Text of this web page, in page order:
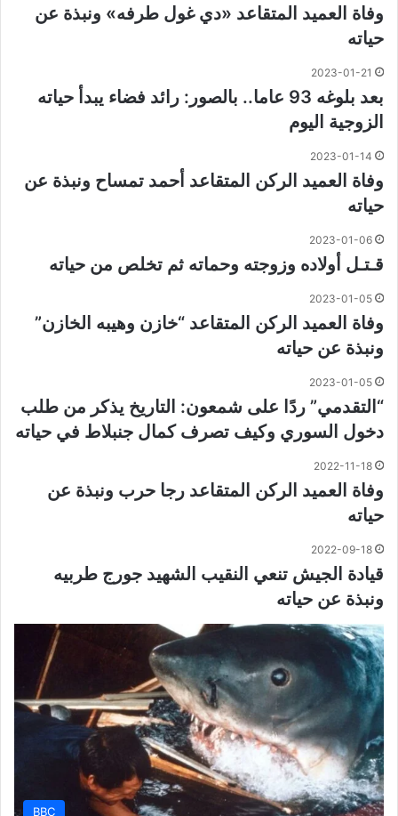
وفاة العميد المتقاعد «دي غول طرفه» ونبذة عن
حياته
2023-01-21
بعد بلوغه 93 عاما.. بالصور: رائد فضاء يبدأ حياته
الزوجية اليوم
2023-01-14
وفاة العميد الركن المتقاعد أحمد تمساح ونبذة عن
حياته
2023-01-06
قـتـل أولاده وزوجته وحماته ثم تخلص من حياته
2023-01-05
وفاة العميد الركن المتقاعد “خازن وهيبه الخازن”
ونبذة عن حياته
2023-01-05
“التقدمي” ردًا على شمعون: التاريخ يذكر من طلب
دخول السوري وكيف تصرف كمال جنبلاط في حياته
2022-11-18
وفاة العميد الركن المتقاعد رجا حرب ونبذة عن
حياته
2022-09-18
قيادة الجيش تنعي النقيب الشهيد جورج طربيه
ونبذة عن حياته
BBC